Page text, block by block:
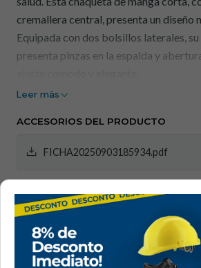
cremallera central, presenta un diseño
Equipada con dos bolsillos laterales,
presenta pinzas en la espalda y
antibacteriana es altamente
salpicaduras de lejía. Lavable a 90 °C,
como uniforme para clínicas,
veterinarias, peluquerías, salones de
tiendas.
La CHAQUETA DE HOMBRE
Leer más
ACCESORIOS DEL PRODUCTO
FICHA20250903185934.pdf
Mostrar inventario por ubicación.
COMPARTE ESTE PRODUCTO